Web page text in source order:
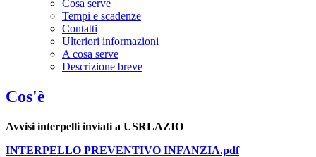
Cosa serve
Tempi e scadenze
Contatti
Ulteriori informazioni
A cosa serve
Descrizione breve
Cos'è
Avvisi interpelli inviati a USRLAZIO
INTERPELLO PREVENTIVO INFANZIA.pdf